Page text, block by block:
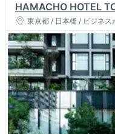
HAMACHO HOTEL
京）東京都 / 日本橋 / ビジネス